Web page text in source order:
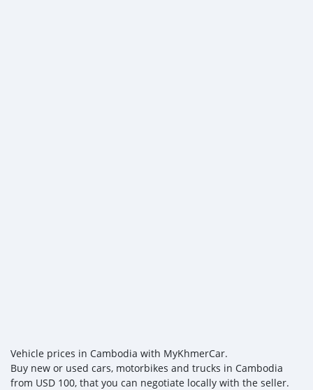
Vehicle prices in Cambodia with MyKhmerCar.
Buy new or used cars, motorbikes and trucks in Cambodia
from USD 100, that you can negotiate locally with the seller.